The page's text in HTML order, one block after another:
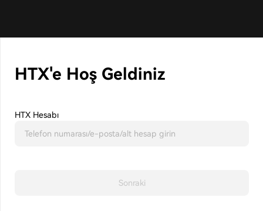
HTX'e Hoş Geldiniz
HTX Hesabı
Sonraki